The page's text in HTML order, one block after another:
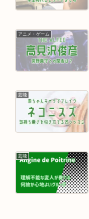
アニメ・ゲーム
芸能
芸能